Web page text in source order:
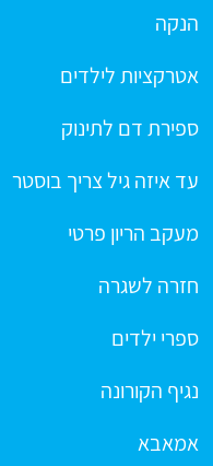
הנקה
אטרקציות לילדים
ספירת דם לתינוק
עד איזה גיל צריך בוסטר
מעקב הריון פרטי
חזרה לשגרה
ספרי ילדים
נגיף הקורונה
אמאבא